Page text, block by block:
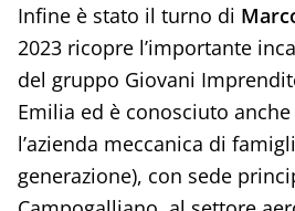
Infine è stato il turno di
2023 ricopre l’importante
del gruppo Giovani
Emilia ed è conosciuto
l’azienda meccanica di
generazione), con sede